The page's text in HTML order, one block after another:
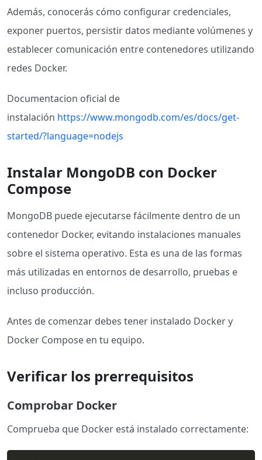
Además, conocerás cómo configurar credenciales,
exponer puertos, persistir datos mediante volúmenes y
establecer comunicación entre contenedores utilizando
redes Docker.
Documentacion oficial de
instalación https://www.mongodb.com/es/docs/get-
started/?language=nodejs
Instalar MongoDB con Docker
Compose
MongoDB puede ejecutarse fácilmente dentro de un
contenedor Docker, evitando instalaciones manuales
sobre el sistema operativo. Esta es una de las formas
más utilizadas en entornos de desarrollo, pruebas e
incluso producción.
Antes de comenzar debes tener instalado Docker y
Docker Compose en tu equipo.
Verificar los prerrequisitos
Comprobar Docker
Comprueba que Docker está instalado correctamente: